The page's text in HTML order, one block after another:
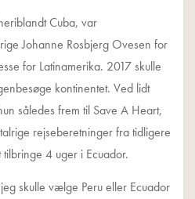
Cuba, var
Johanne Rosbjerg Ovesen for
for Latinamerika. 2017 skulle
kontinentet. Ved lidt
således frem til Save A Heart,
rejseberetninger fra tidligere
4 uger i Ecuador.
skulle vælge Peru eller Ecuador